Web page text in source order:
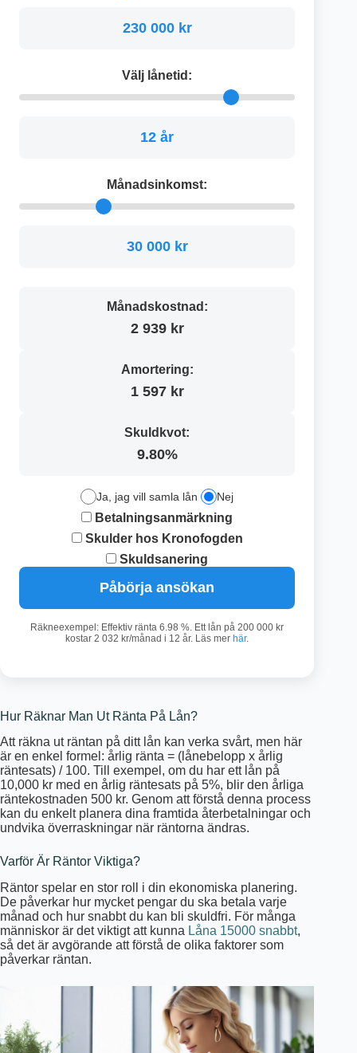
230 000 kr
Välj lånetid:
12 år
Månadsinkomst:
30 000 kr
Månadskostnad:
2 939 kr
Amortering:
1 597 kr
Skuldkvot:
9.80%
Ja, jag vill samla lån Nej
Betalningsanmärkning
Skulder hos Kronofogden
Skuldsanering
Påbörja ansökan
Räkneexempel: Effektiv ränta 6.98 %. Ett lån på 200 000 kr
kostar 2 032 kr/månad i 12 år. Läs merhär.
Hur Räknar Man Ut Ränta På Lån?
Att räkna ut räntan på ditt lån kan verka svårt, men här
är en enkel formel: årlig ränta = (lånebelopp x årlig
räntesats) / 100. Till exempel, om du har ett lån på
10,000 kr med en årlig räntesats på 5%, blir den årliga
räntekostnaden 500 kr. Genom att förstå denna process
kan du enkelt planera dina framtida återbetalningar och
undvika överraskningar när räntorna ändras.
Varför Är Räntor Viktiga?
Räntor spelar en stor roll i din ekonomiska planering.
De påverkar hur mycket pengar du ska betala varje
månad och hur snabbt du kan bli skuldfri. För många
människor är det viktigt att kunna Låna 15000 snabbt,
så det är avgörande att förstå de olika faktorer som
påverkar räntan.